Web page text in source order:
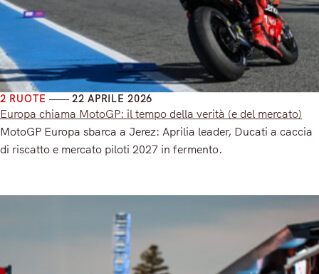
2 RUOTE 22 APRILE 2026
Europa chiama MotoGP: il tempo della verità (e del mercato)
MotoGP Europa sbarca a Jerez: Aprilia leader, Ducati a caccia
di riscatto e mercato piloti 2027 in fermento.